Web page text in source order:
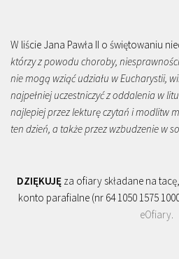
W liście Jana Pawła II o świętowaniu
którzy z powodu choroby,
nie mogą wziąć udziału w Eucharystii,
najpełniej uczestniczyć z oddalenia w
najlepiej przez lekturę czytań i modlitw
ten dzień, a także przez wzbudzenie w
DZIĘKUJĘ za ofiary składane na
konto parafialne (nr 64 1050 1575
eOfiary.